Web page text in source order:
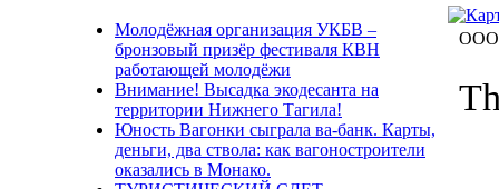
Молодёжная организация УКБВ –
бронзовый призёр фестиваля КВН
работающей молодёжи
Внимание! Высадка экодесанта на
территории Нижнего Тагила!
Юность Вагонки сыграла ва-банк. Карты,
деньги, два ствола: как вагоностроители
оказались в Монако.
ООО